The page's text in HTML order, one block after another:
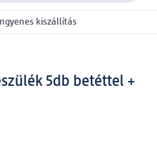
kiszállítás
5db betéttel +